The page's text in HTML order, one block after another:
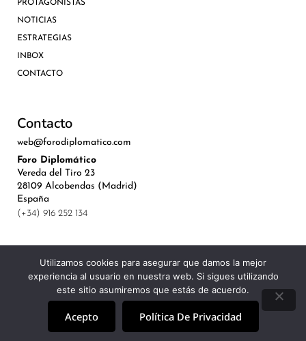
PROTAGONISTAS
NOTICIAS
ESTRATEGIAS
INBOX
CONTACTO
Contacto
web@forodiplomatico.com
Foro Diplomático
Vereda del Tiro 23
28109 Alcobendas (Madrid)
España
(+34) 916 252 134
©Royal Lis Spain 2024
Aviso Legal, Política de Privacidad y Cookies
Utilizamos cookies para asegurar que damos la mejor
experiencia al usuario en nuestra web. Si sigues utilizando
este sitio asumiremos que estás de acuerdo.
Acepto Política De Privacidad